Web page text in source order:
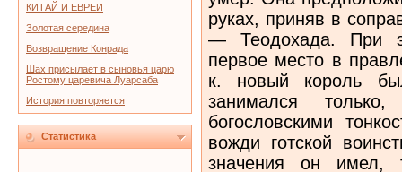
КИТАЙ И ЕВРЕИ
Золотая середина
Возвращение Конрада
Шах присылает в сыновья царю
Ростому царевича Луарсаба
История повторяется
Статистика
руках, приняв в
— Теодохада. При
первое место в
к. новый король
занимался
богословскими
вожди готской
значения он имел,